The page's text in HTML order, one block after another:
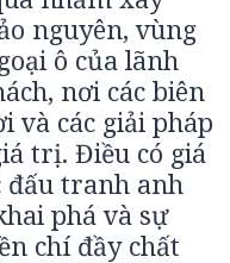
nguyên, vùng
ô của lãnh
nơi các biên
và các giải pháp
trị. Điều có giá
đấu tranh anh
phá và sự
chí đầy chất